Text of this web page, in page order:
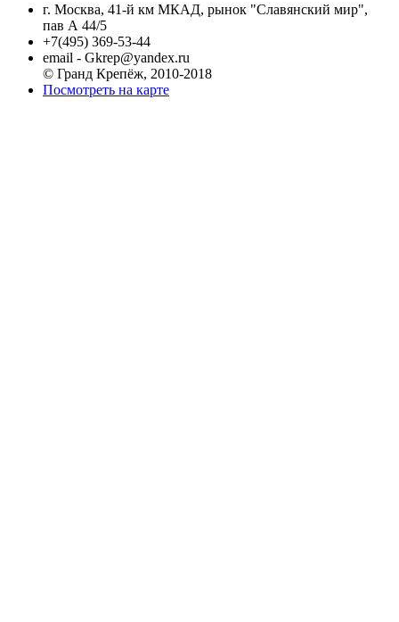
г. Москва, 41-й км МКАД, рынок "Славянский мир",
пав А 44/5
+7(495) 369-53-44
email - Gkrep@yandex.ru
© Гранд Крепёж, 2010-2018
Посмотреть на карте